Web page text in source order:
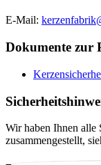
E-Mail:
Dokumente zur
Wir haben Ihnen alle
zusammengestellt,